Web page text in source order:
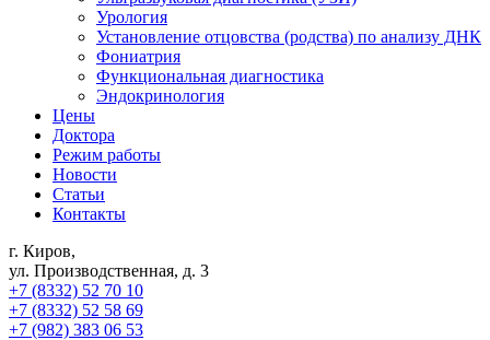
Урология
Установление отцовства (родства) по анализу ДНК
Фониатрия
Функциональная диагностика
Эндокринология
Цены
Доктора
Режим работы
Новости
Статьи
Контакты
г. Киров,
ул. Производственная, д. 3
+7 (8332) 52 70 10
+7 (8332) 52 58 69
+7 (982) 383 06 53